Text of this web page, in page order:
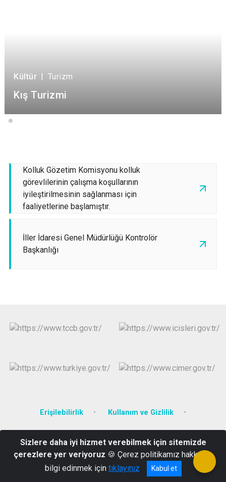
Kültür | Turizm
Kış Turizmi
Kolluk Gözetim Komisyonu kolluk
görevlilerinin çalışma koşullarının
iyileştirilmesinin sağlanması için
faaliyetlerine başlamıştır.
İller İdaresi Genel Müdürlüğü Kontrolör
Başkanlığı
Erişilebilirlik Kullanım ve Gizlilik
Gölbaşı Mh. Ahmet Kabaklı Cd. No:20 Sivrice/ELAZIĞ
0(424)4112014
Sizlere daha iyi hizmet verebilmek için sitemizde
çerezlere yer veriyoruz 🍪 Çerez politikamız hakkında
bilgi edinmek için tıklayınız Kabul et